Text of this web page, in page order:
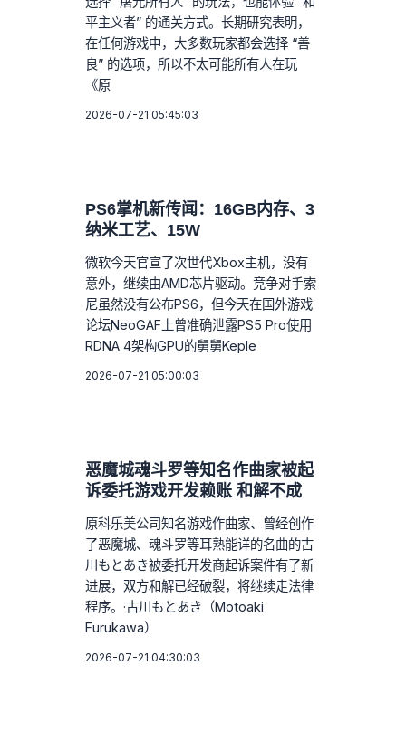
平主义者” 的通关方式。长期研究表明，
在任何游戏中，大多数玩家都会选择 “善
良” 的选项，所以不太可能所有人在玩
《原
2026-07-21 05:45:03
PS6掌机新传闻：16GB内存、3
纳米工艺、15W
微软今天官宣了次世代Xbox主机，没有
意外，继续由AMD芯片驱动。竞争对手索
尼虽然没有公布PS6，但今天在国外游戏
论坛NeoGAF上曾准确泄露PS5 Pro使用
RDNA 4架构GPU的舅舅Keple
2026-07-21 05:00:03
恶魔城魂斗罗等知名作曲家被起
诉委托游戏开发赖账 和解不成
原科乐美公司知名游戏作曲家、曾经创作
了恶魔城、魂斗罗等耳熟能详的名曲的古
川もとあき被委托开发商起诉案件有了新
进展，双方和解已经破裂，将继续走法律
程序。·古川もとあき（Motoaki
Furukawa）
2026-07-21 04:30:03